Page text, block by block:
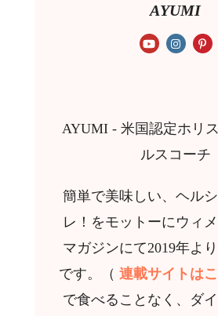
AYUMI
AYUMI - 米国認定ホリ
ルスコーチ
簡単で美味しい、ヘル
レ！をモットーにウィ
マガジンにて2019年よ
です。（ 連載サイトは
で食べることなく、ダ